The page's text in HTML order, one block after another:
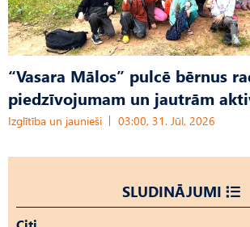
“Vasara Mālos” pulcē bērnus
piedzīvojumam un jautrām
Izglītība un jaunieši 03:00, 31. Jūl, 2026
SLUDINĀJUMI